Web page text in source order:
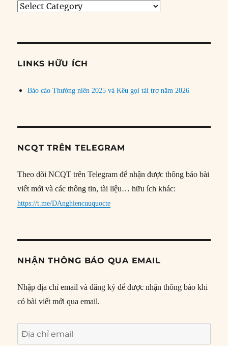
Tìm
đề
LINKS HỮU ÍCH
Báo cáo Thường niên 2025 và Kêu gọi tài trợ năm 2026
NCQT TRÊN TELEGRAM
Theo dõi NCQT trên Telegram để nhận được thông báo bài
viết mới và các thông tin, tài liệu… hữu ích khác:
https://t.me/DAnghiencuuquocte
NHẬN THÔNG BÁO QUA EMAIL
Nhập địa chỉ email và đăng ký để được nhận thông báo khi
có bài viết mới qua email.
Địa
chỉ